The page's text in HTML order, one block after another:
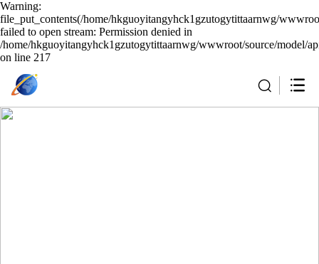
Warning:
file_put_contents(/home/hkguoyitangyhck1gzutogytittaarnwg/
failed to open stream: Permission denied in
/home/hkguoyitangyhck1gzutogytittaarnwg/wwwroot/source/model/
on line 217